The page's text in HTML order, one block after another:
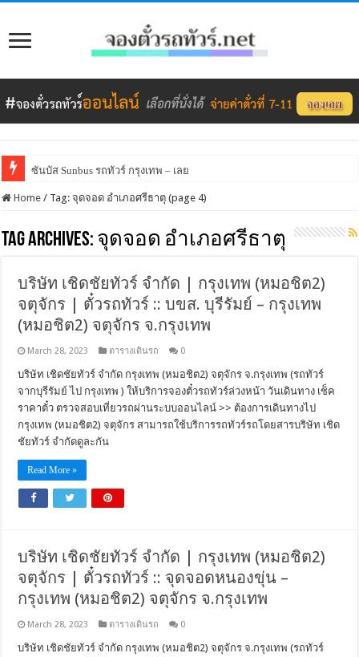
ซันบัส Sunbus รถทัวร์ กรุงเทพ – เลย
Home / Tag:จุดจอด อำเภอศรีธาตุ (page 4)
Tag Archives: จุดจอด อำเภอศรีธาตุ
บริษัท เชิดชัยทัวร์ จำกัด | กรุงเทพ (หมอชิต2)
จตุจักร | ตั๋วรถทัวร์ :: บขส. บุรีรัมย์ – กรุงเทพ
(หมอชิต2) จตุจักร จ.กรุงเทพ
March 28, 2023 ตารางเดินรถ 0
บริษัท เชิดชัยทัวร์ จำกัด กรุงเทพ (หมอชิต2) จตุจักร จ.กรุงเทพ (รถทัวร์
จากบุรีรัมย์ ไป กรุงเทพ ) ให้บริการจองตั๋วรถทัวร์ล่วงหน้า วันเดินทาง เช็ค
ราคาตั๋ว ตรวจสอบเที่ยวรถผ่านระบบออนไลน์ >> ต้องการเดินทางไป
กรุงเทพ (หมอชิต2) จตุจักร สามารถใช้บริการรถทัวร์รถโดยสารบริษัท เชิด
ชัยทัวร์ จำกัดดูละกัน
Read More »
บริษัท เชิดชัยทัวร์ จำกัด | กรุงเทพ (หมอชิต2)
จตุจักร | ตั๋วรถทัวร์ :: จุดจอดหนองขุ่น –
กรุงเทพ (หมอชิต2) จตุจักร จ.กรุงเทพ
March 28, 2023 ตารางเดินรถ 0
บริษัท เชิดชัยทัวร์ จำกัด กรุงเทพ (หมอชิต2) จตุจักร จ.กรุงเทพ (รถทัวร์